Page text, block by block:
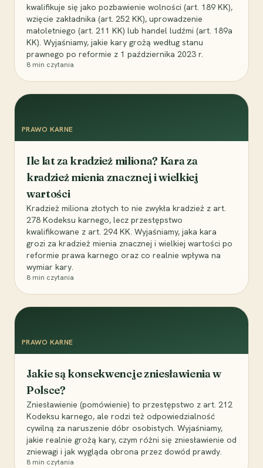
kwalifikuje się jako pozbawienie wolności (art. 189 KK),
wzięcie zakładnika (art. 252 KK), uprowadzenie
małoletniego (art. 211 KK) lub handel ludźmi (art. 189a
KK). Wyjaśniamy, jakie kary grożą według stanu
prawnego po reformie z 1 października 2023 r.
8 min czytania
PRAWO KARNE
Ile lat za kradzież miliona? Kara za
kradzież mienia znacznej i wielkiej
wartości
Kradzież miliona złotych to nie zwykła kradzież z art.
278 Kodeksu karnego, lecz przestępstwo
kwalifikowane z art. 294 KK. Wyjaśniamy, jaka kara
grozi za kradzież mienia znacznej i wielkiej wartości po
reformie prawa karnego oraz co realnie wpływa na
wymiar kary.
8 min czytania
PRAWO KARNE
Jakie są konsekwencje zniesławienia w
Polsce?
Zniesławienie (pomówienie) to przestępstwo z art. 212
Kodeksu karnego, ale rodzi też odpowiedzialność
cywilną za naruszenie dóbr osobistych. Wyjaśniamy,
jakie realnie grożą kary, czym różni się zniesławienie od
zniewagi i jak wygląda obrona przez dowód prawdy.
8 min czytania